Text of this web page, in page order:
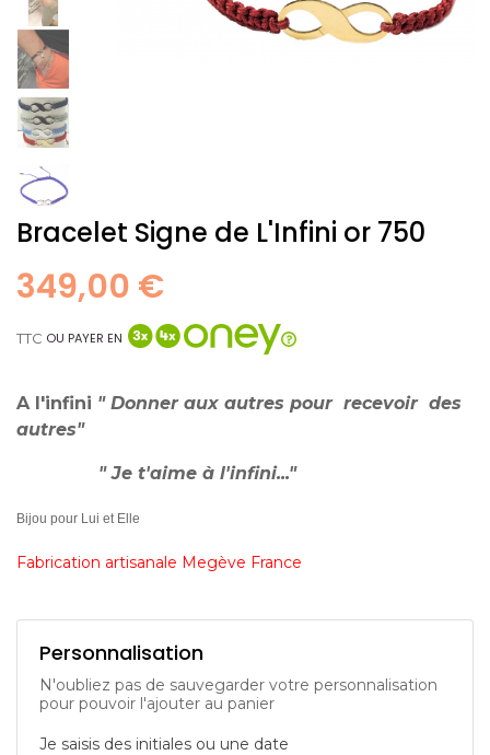
Bracelet Signe de L'Infini or 750
349,00 €
TTC OU PAYER EN
A l'infini " Donner aux autres pour recevoir des
autres"
" Je t'aime à l'infini..."
Bijou pour Lui et Elle
Fabrication artisanale Megève France
Personnalisation
N'oubliez pas de sauvegarder votre personnalisation
pour pouvoir l'ajouter au panier
Je saisis des initiales ou une date